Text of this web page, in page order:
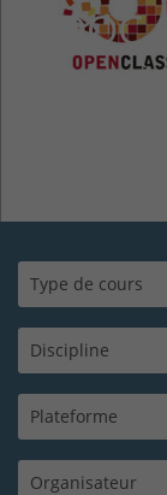
MOOC
Type de cours
Discipline
Plateforme
Organisateur